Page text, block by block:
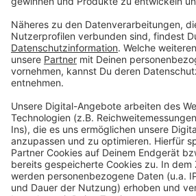
Kleiner Brand in Leverkusen-Wiesdorf
Anzeige
Anzeige